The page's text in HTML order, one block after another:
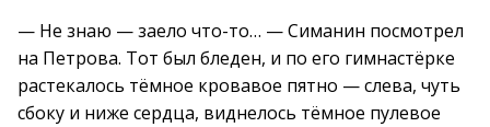
— Не знаю — заело что-то… — Симанин посмотрел
на Петрова. Тот был бледен, и по его гимнастёрке
растекалось тёмное кровавое пятно — слева, чуть
сбоку и ниже сердца, виднелось тёмное пулевое